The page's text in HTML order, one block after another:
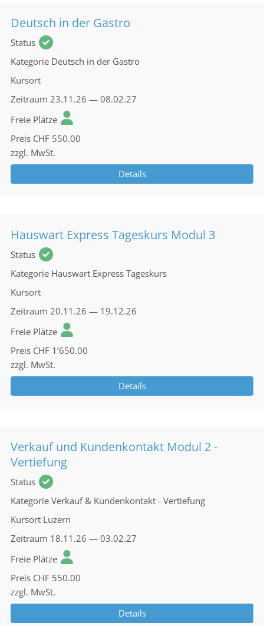
Deutsch in der Gastro
Status
Kategorie Deutsch in der Gastro
Kursort
Zeitraum 23.11.26 — 08.02.27
Freie Plätze
Preis CHF 550.00
zzgl. MwSt.
Details
Hauswart Express Tageskurs Modul 3
Status
Kategorie Hauswart Express Tageskurs
Kursort
Zeitraum 20.11.26 — 19.12.26
Freie Plätze
Preis CHF 1’650.00
zzgl. MwSt.
Details
Verkauf und Kundenkontakt Modul 2 -
Vertiefung
Status
Kategorie Verkauf & Kundenkontakt - Vertiefung
Kursort Luzern
Zeitraum 18.11.26 — 03.02.27
Freie Plätze
Preis CHF 550.00
zzgl. MwSt.
Details